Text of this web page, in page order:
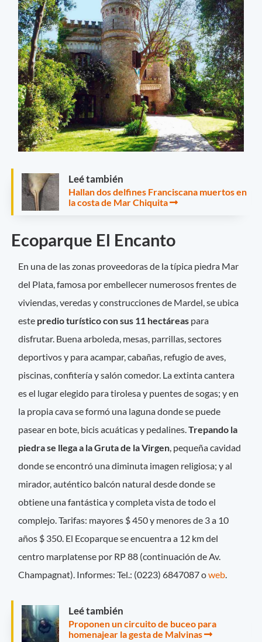
Leé también
Hallan dos delfines Franciscana muertos en
la costa de Mar Chiquita
Ecoparque El Encanto
En una de las zonas proveedoras de la típica piedra Mar
del Plata, famosa por embellecer numerosos frentes de
viviendas, veredas y construcciones de Mardel, se ubica
este predio turístico con sus 11 hectáreas para
disfrutar. Buena arboleda, mesas, parrillas, sectores
deportivos y para acampar, cabañas, refugio de aves,
piscinas, confitería y salón comedor. La extinta cantera
es el lugar elegido para tirolesa y puentes de sogas; y en
la propia cava se formó una laguna donde se puede
pasear en bote, bicis acuáticas y pedalines.Trepando la
piedra se llega a la Gruta de la Virgen, pequeña cavidad
donde se encontró una diminuta imagen religiosa; y al
mirador, auténtico balcón natural desde donde se
obtiene una fantástica y completa vista de todo el
complejo. Tarifas: mayores $ 450 y menores de 3 a 10
años $ 350. El Ecoparque se encuentra a 12 km del
centro marplatense por RP 88 (continuación de Av.
Champagnat). Informes: Tel.: (0223) 6847087 oweb.
Leé también
Proponen un circuito de buceo para
homenajear la gesta de Malvinas